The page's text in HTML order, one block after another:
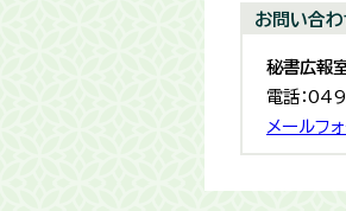
お問い合
秘書広報
電話：
メールフ